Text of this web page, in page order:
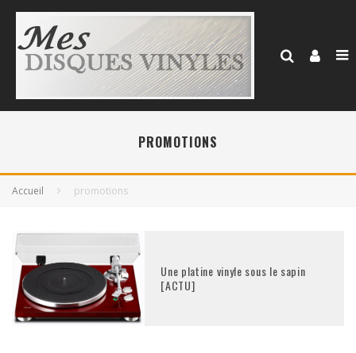
PROMOTIONS
Accueil promotions
Une platine vinyle sous le sapin
[ACTU]